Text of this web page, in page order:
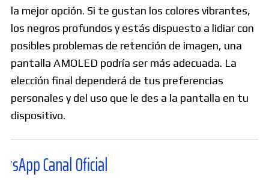
la mejor opción. Si te gustan los colores vibrantes,
los negros profundos y estás dispuesto a lidiar con
posibles problemas de retención de imagen, una
pantalla AMOLED podría ser más adecuada. La
elección final dependerá de tus preferencias
personales y del uso que le des a la pantalla en tu
dispositivo.
Oficial